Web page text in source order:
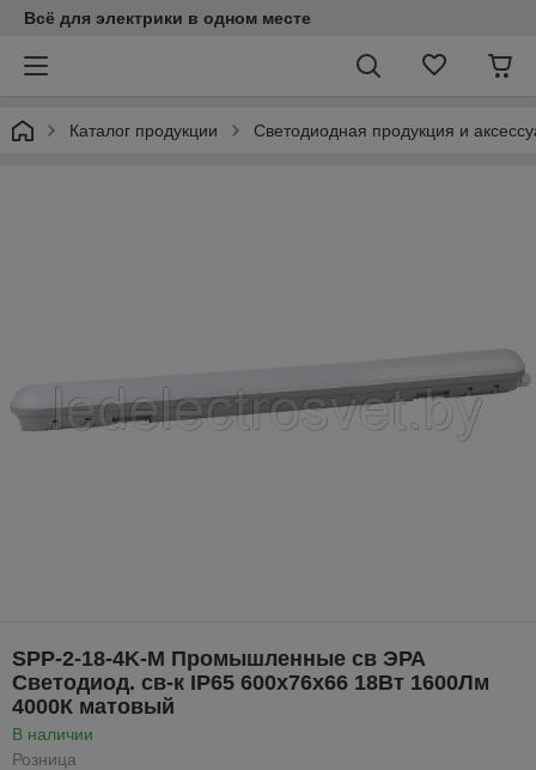
Всё для электрики в одном месте
Каталог продукции Светодиодная продукция и
SPP-2-18-4K-M Промышленные св ЭРА
Светодиод. св-к IP65 600х76х66 18Вт 1600Лм
4000К матовый
В наличии
Розница